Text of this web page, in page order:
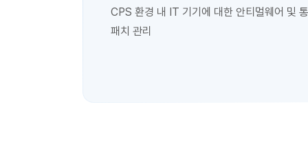
CPS 환경 내 IT 기기에 대한 안티멀웨어 및
패치 관리